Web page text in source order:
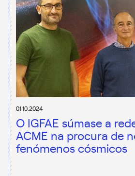
01.10.2024
O IGFAE súmase a
ACME na procura de
fenómenos cósmicos